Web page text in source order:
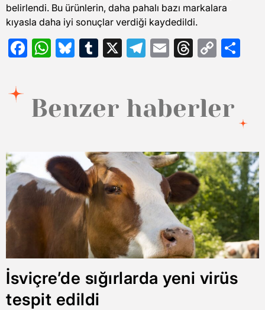
belirlendi. Bu ürünlerin, daha pahalı bazı markalara
kıyasla daha iyi sonuçlar verdiği kaydedildi.
Facebook
WhatsApp
Bluesky
Tumblr
X Telegram
EmailThreads
Copy
Benzer haberler
İsviçre’de sığırlarda yeni virüs
tespit edildi